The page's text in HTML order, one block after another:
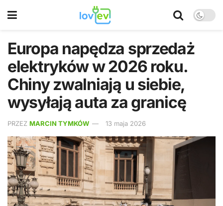
Europa napędza sprzedaż
elektryków w 2026 roku.
Chiny zwalniają u siebie,
wysyłają auta za granicę
PRZEZ MARCIN TYMKÓW 13 maja 2026